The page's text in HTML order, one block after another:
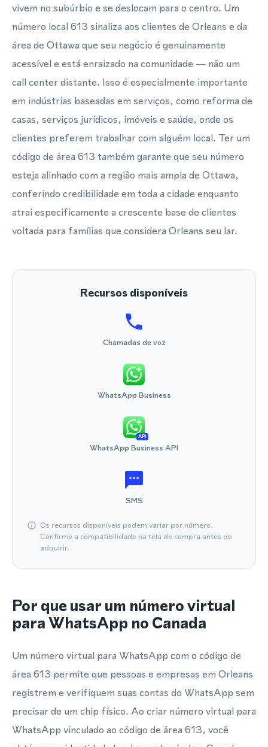
vivem no subúrbio e se deslocam para o centro. Um
número local 613 sinaliza aos clientes de Orleans e da
área de Ottawa que seu negócio é genuinamente
acessível e está enraizado na comunidade — não um
call center distante. Isso é especialmente importante
em indústrias baseadas em serviços, como reforma de
casas, serviços jurídicos, imóveis e saúde, onde os
clientes preferem trabalhar com alguém local. Ter um
código de área 613 também garante que seu número
esteja alinhado com a região mais ampla de Ottawa,
conferindo credibilidade em toda a cidade enquanto
atrai especificamente a crescente base de clientes
voltada para famílias que considera Orleans seu lar.
Recursos disponíveis
Chamadas de voz
WhatsApp Business
API
WhatsApp Business API
SMS
Os recursos disponíveis podem variar por número.
Confirme a compatibilidade na tela de compra antes de
adquirir.
Por que usar um número virtual
para WhatsApp no Canada
Um número virtual para WhatsApp com o código de
área 613 permite que pessoas e empresas em Orleans
registrem e verifiquem suas contas do WhatsApp sem
precisar de um chip físico. Ao criar número virtual para
WhatsApp vinculado ao código de área 613, você